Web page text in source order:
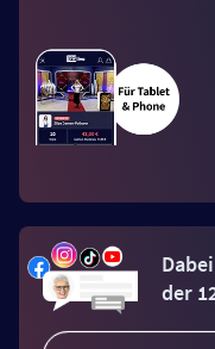
der